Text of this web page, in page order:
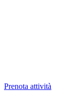
Prenota attività